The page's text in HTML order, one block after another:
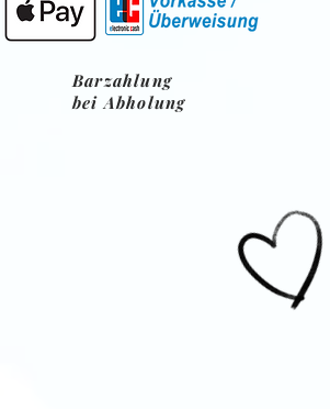
Barzahlung
bei Abholung